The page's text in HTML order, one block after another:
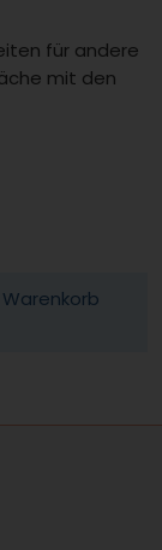
für andere
mit den